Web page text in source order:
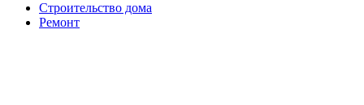
Строительство дома
Ремонт